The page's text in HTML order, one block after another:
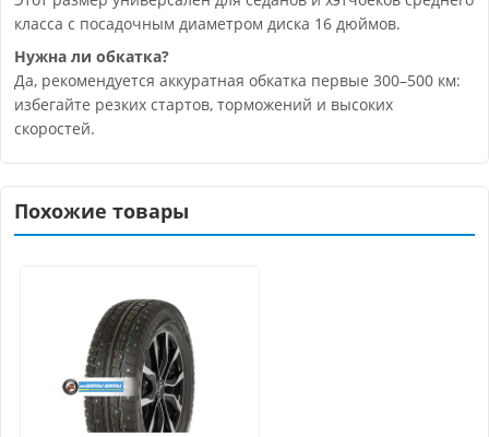
класса с посадочным диаметром диска 16 дюймов.
Нужна ли обкатка?
Да, рекомендуется аккуратная обкатка первые 300–500 км:
избегайте резких стартов, торможений и высоких
скоростей.
Похожие товары